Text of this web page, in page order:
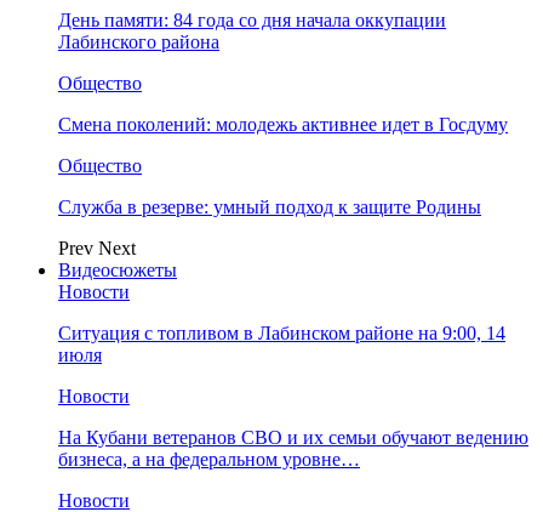
День памяти: 84 года со дня начала оккупации
Лабинского района
Общество
Смена поколений: молодежь активнее идет в Госдуму
Общество
Служба в резерве: умный подход к защите Родины
Prev Next
Видеосюжеты
Новости
Ситуация с топливом в Лабинском районе на 9:00, 14
июля
Новости
На Кубани ветеранов СВО и их семьи обучают ведению
бизнеса, а на федеральном уровне…
Новости